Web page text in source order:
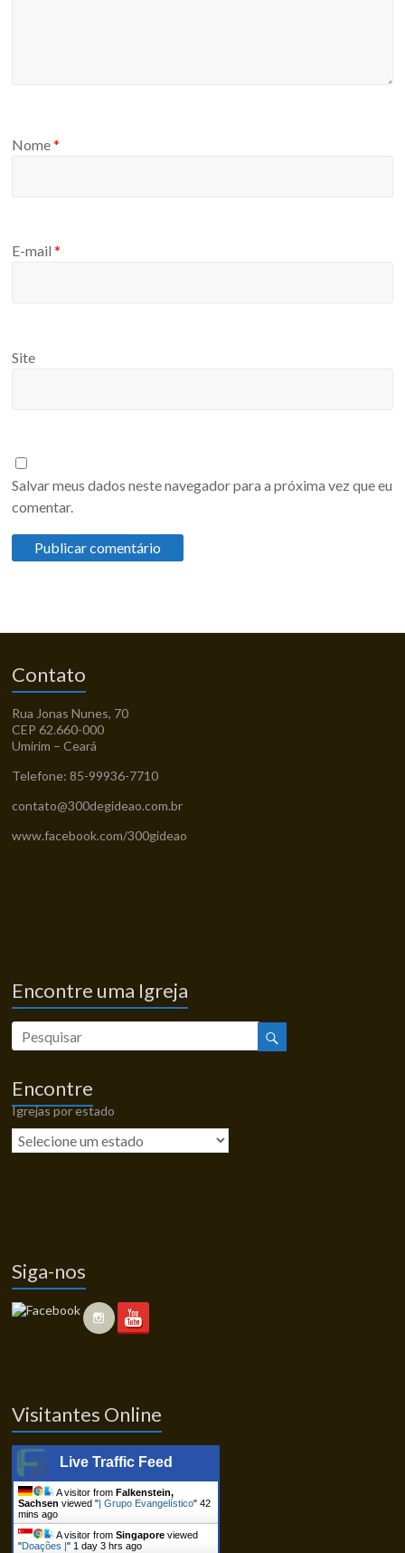
Nome*
E-mail*
Site
Salvar meus dados neste navegador para a próxima vez que eu
comentar.
Contato
Rua Jonas Nunes, 70
CEP 62.660-000
Umirim – Ceará
Telefone: 85-99936-7710
contato@300degideao.com.br
www.facebook.com/300gideao
Encontre uma Igreja
Encontre
Igrejas por estado
Siga-nos
Visitantes Online
Live Traffic Feed
A visitor fromFalkenstein,
Sachsen viewed "| Grupo Evangelístico"42
mins ago
A visitor fromSingapore viewed
"Doações |" 1 day 3 hrs ago